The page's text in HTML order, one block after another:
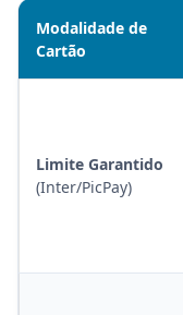
Modalidade de
Cartão
Limite Garantido
(Inter/PicPay)